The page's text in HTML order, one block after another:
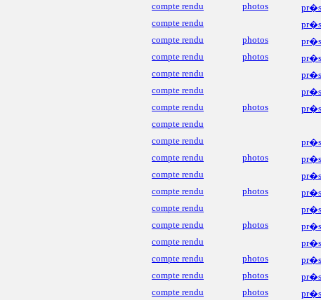
compte rendu photos
compte rendu
compte rendu photos
compte rendu photos
compte rendu
compte rendu
compte rendu photos
compte rendu
compte rendu
compte rendu photos
compte rendu
compte rendu photos
compte rendu
compte rendu photos
compte rendu
compte rendu photos
compte rendu photos
compte rendu photos